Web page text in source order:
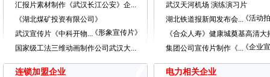
汇报片素材制作《武汉长江公安》企...
《湖北煤矿投资有限公司》
武汉宣传片《中科开物... 《形象宣传片》
国家级工法三维动画制作公司武汉大...
武汉天河机场 演练演习片
湖北铁道报新闻发布会... 《活动
《合众人寿》健康城奠基高清大
集团公司宣传片制作《... 《企业
连锁加盟企业 电力相关企业